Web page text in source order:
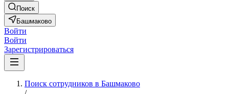
Поиск
Башмаково
Войти
Войти
Зарегистрироваться
Поиск сотрудников в Башмаково